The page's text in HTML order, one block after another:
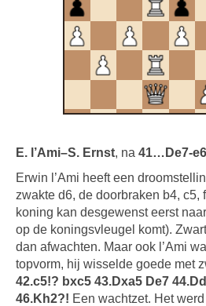
E. l’Ami–S. Ernst, na 41…De7-e6
Erwin l’Ami heeft een
zwakte d6, de doorbraken b4, c5,
koning kan desgewenst eerst
op de koningsvleugel komt).
dan afwachten. Maar ook l’Ami
topvorm, hij wisselde goede met
42.c5!? bxc5 43.Dxa5 De7
46.Kh2?! Een wachtzet. Het